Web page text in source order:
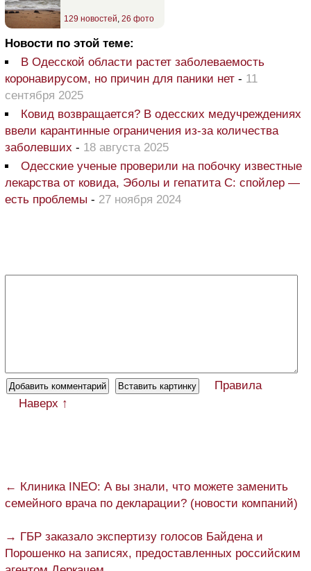
129 новостей, 26 фото
Новости по этой теме:
В Одесской области растет заболеваемость
коронавирусом, но причин для паники нет - 11
сентября 2025
Ковид возвращается? В одесских медучреждениях
ввели карантинные ограничения из-за количества
заболевших - 18 августа 2025
Одесские ученые проверили на побочку известные
лекарства от ковида, Эболы и гепатита С: спойлер —
есть проблемы - 27 ноября 2024
Правила
Наверх ↑
← Клиника INEO: А вы знали, что можете заменить
семейного врача по декларации? (новости компаний)
→ ГБР заказало экспертизу голосов Байдена и
Порошенко на записях, предоставленных российским